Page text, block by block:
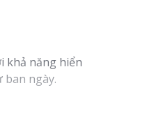
khả năng hiển
ban ngày.